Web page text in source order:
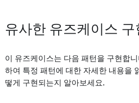
유사한 유즈케이스 구
이 유즈케이스는 다음 패턴을 구현합
하여 특정 패턴에 대한 자세한 내용을
떻게 구현되는지 알아보세요.